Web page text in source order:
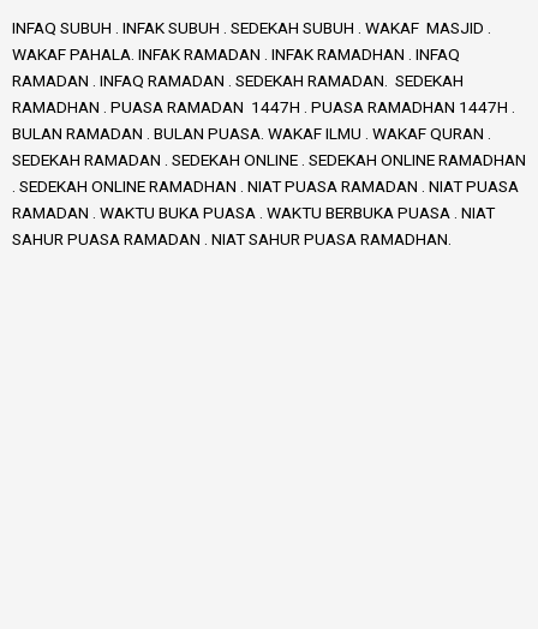
INFAQ SUBUH . INFAK SUBUH . SEDEKAH SUBUH . WAKAF MASJID .
WAKAF PAHALA. INFAK RAMADAN . INFAK RAMADHAN . INFAQ
RAMADAN . INFAQ RAMADAN . SEDEKAH RAMADAN. SEDEKAH
RAMADHAN . PUASA RAMADAN 1447H . PUASA RAMADHAN 1447H .
BULAN RAMADAN . BULAN PUASA. WAKAF ILMU . WAKAF QURAN .
SEDEKAH RAMADAN . SEDEKAH ONLINE . SEDEKAH ONLINE RAMADHAN
. SEDEKAH ONLINE RAMADHAN . NIAT PUASA RAMADAN . NIAT PUASA
RAMADAN . WAKTU BUKA PUASA . WAKTU BERBUKA PUASA . NIAT
SAHUR PUASA RAMADAN . NIAT SAHUR PUASA RAMADHAN.